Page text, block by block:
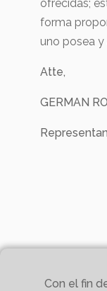
ofrecidas;
forma
uno posea
Atte,
GERMAN
Con el fin